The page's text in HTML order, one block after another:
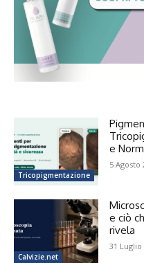
Tricopigmentazione
e
5 Agosto
Calvizie.net
e ciò
rivela
31 Luglio